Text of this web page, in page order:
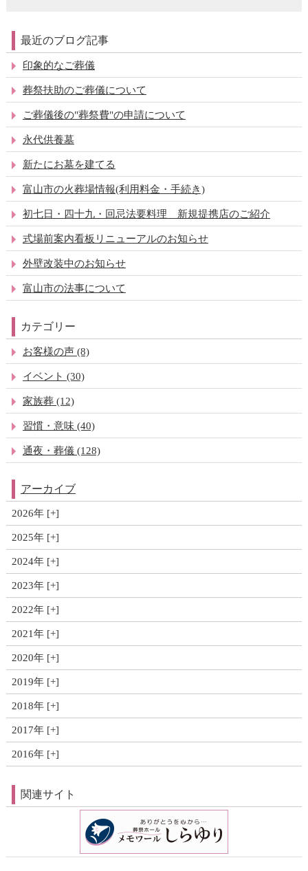
最近のブログ記事
印象的なご葬儀
葬祭扶助のご葬儀について
ご葬儀後の"葬祭費"の申請について
永代供養墓
新たにお墓を建てる
富山市の火葬場情報(利用料金・手続き)
初七日・四十九・回忌法要料理 新規提携店のご紹介
式場前案内看板リニューアルのお知らせ
外壁改装中のお知らせ
富山市の法事について
カテゴリー
お客様の声 (8)
イベント (30)
家族葬 (12)
習慣・意味 (40)
通夜・葬儀 (128)
アーカイブ
2026年
2025年
2024年
2023年
2022年
2021年
2020年
2019年
2018年
2017年
2016年
関連サイト